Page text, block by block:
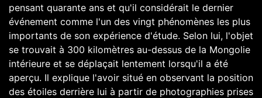
pensant quarante ans et qu'il considérait le dernier
événement comme l'un des vingt phénomènes les plus
importants de son expérience d'étude. Selon lui, l'objet
se trouvait à 300 kilomètres au-dessus de la Mongolie
intérieure et se déplaçait lentement lorsqu'il a été
aperçu. Il explique l'avoir situé en observant la position
des étoiles derrière lui à partir de photographies prises